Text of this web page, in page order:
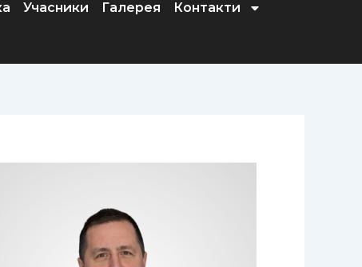
Учасники Галерея Контакти